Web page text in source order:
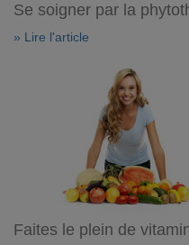
Se soigner par la
» Lire l'article
Faites le plein de